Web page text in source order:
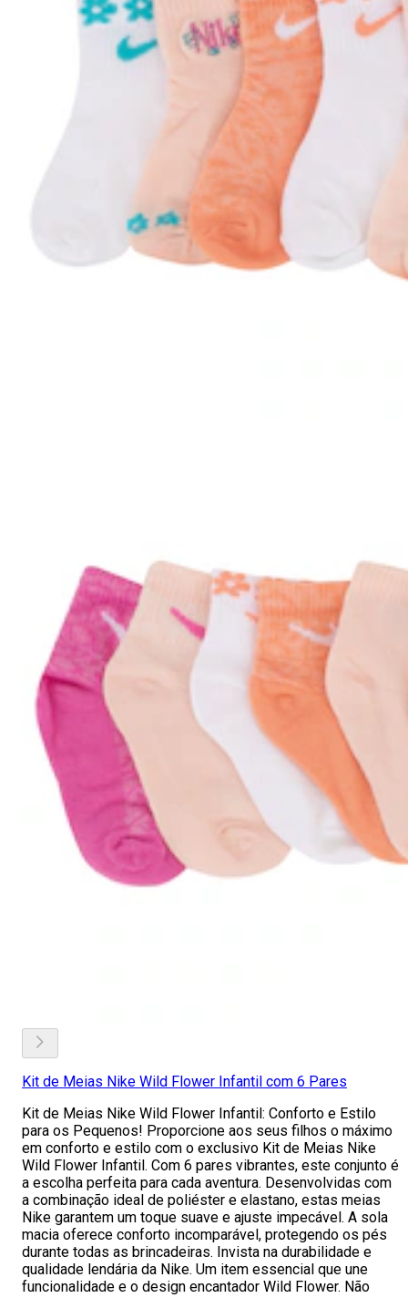
Kit de Meias Nike Wild Flower Infantil com 6 Pares
Kit de Meias Nike Wild Flower Infantil: Conforto e Estilo
para os Pequenos! Proporcione aos seus filhos o máximo
em conforto e estilo com o exclusivo Kit de Meias Nike
Wild Flower Infantil. Com 6 pares vibrantes, este conjunto é
a escolha perfeita para cada aventura. Desenvolvidas com
a combinação ideal de poliéster e elastano, estas meias
Nike garantem um toque suave e ajuste impecável. A sola
macia oferece conforto incomparável, protegendo os pés
durante todas as brincadeiras. Invista na durabilidade e
qualidade lendária da Nike. Um item essencial que une
funcionalidade e o design encantador Wild Flower. Não